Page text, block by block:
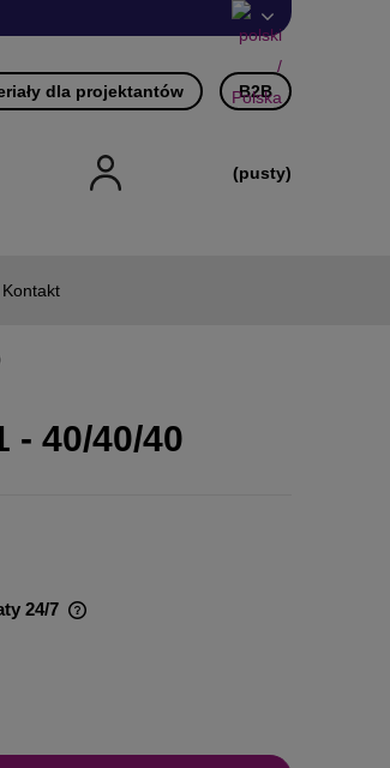
dla projektantów B2B
(pusty)
Kontakt
- 40/40/40
24/7